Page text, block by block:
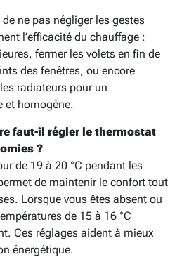
ne pas négliger les gestes
l’efficacité du chauffage :
fermer les volets en fin de
des fenêtres, ou encore
radiateurs pour un
et homogène.
faut-il régler le thermostat
?
de 19 à 20 °C pendant les
de maintenir le confort tout
Lorsque vous êtes absent ou
de 15 à 16 °C
Ces réglages aident à mieux
énergétique.